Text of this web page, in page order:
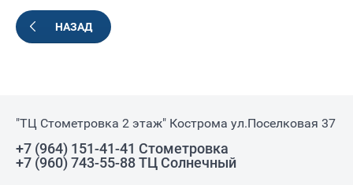
НАЗАД
"ТЦ Стометровка 2 этаж" Кострома ул.Поселковая 37
+7 (964) 151-41-41 Стометровка
+7 (960) 743-55-88 ТЦ Солнечный